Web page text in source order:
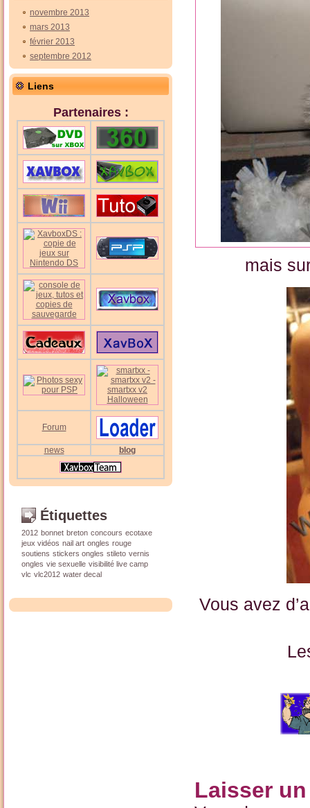
novembre 2013
mars 2013
février 2013
septembre 2012
Liens
Partenaires :
Forum
news blog
Étiquettes
2012 bonnet breton concours ecotaxe
jeux vidéos nail art ongles rouge
soutiens stickers ongles stileto vernis
ongles vie sexuelle visibilité live camp
vlc vlc2012 water decal
mais
Vous avez
Laisser